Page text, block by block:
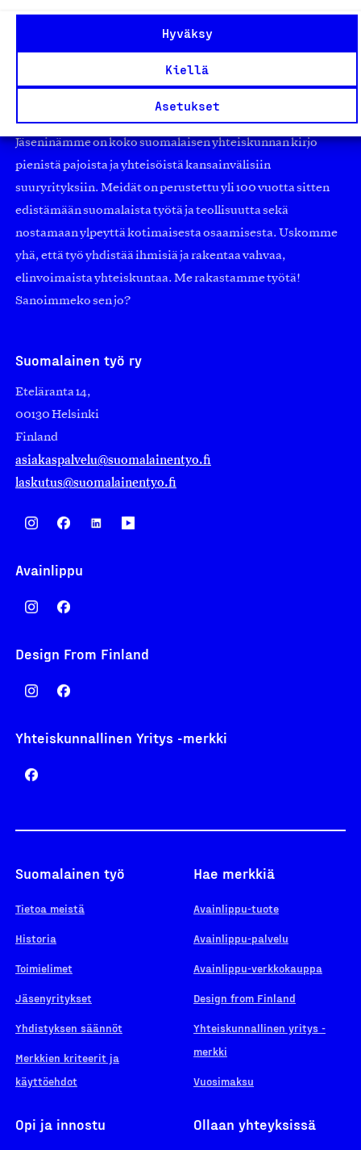
Hyväksy
Kiellä
Asetukset
työmarkkinajärjestöistä riippumaton yhdistys.
Jäseninämme on koko suomalaisen yhteiskunnan kirjo
pienistä pajoista ja yhteisöistä kansainvälisiin
suuryrityksiin. Meidät on perustettu yli 100 vuotta sitten
edistämään suomalaista työtä ja teollisuutta sekä
nostamaan ylpeyttä kotimaisesta osaamisesta. Uskomme
yhä, että työ yhdistää ihmisiä ja rakentaa vahvaa,
elinvoimaista yhteiskuntaa. Me rakastamme työtä!
Sanoimmeko sen jo?
Suomalainen työ ry
Eteläranta 14,
00130 Helsinki
Finland
asiakaspalvelu@suomalainentyo.fi
laskutus@suomalainentyo.fi
Avainlippu
Design From Finland
Yhteiskunnallinen Yritys -merkki
Suomalainen työ
Tietoa meistä
Historia
Toimielimet
Jäsenyritykset
Yhdistyksen säännöt
Merkkien kriteerit ja
käyttöehdot
Hae merkkiä
Avainlippu-tuote
Avainlippu-palvelu
Avainlippu-verkkokauppa
Design from Finland
Yhteiskunnallinen yritys -
merkki
Vuosimaksu
Opi ja innostu Ollaan yhteyksissä